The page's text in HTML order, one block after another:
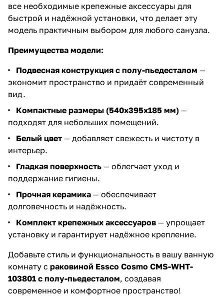
все необходимые крепежные аксессуары для
быстрой и надёжной установки, что делает эту
модель практичным выбором для любого санузла.
Преимущества модели:
Подвесная конструкция с полу-пьедесталом —
экономит пространство и придаёт современный
вид.
Компактные размеры (540x395x185 мм) —
подходят для небольших помещений.
Белый цвет — добавляет свежесть и чистоту в
интерьер.
Гладкая поверхность — облегчает уход и
поддержание гигиены.
Прочная керамика — обеспечивает
долговечность и надёжность.
Комплект крепежных аксессуаров — упрощает
установку и гарантирует надёжное крепление.
Добавьте стиль и функциональность в вашу ванную
комнату с раковиной Essco Cosmo CMS-WHT-
103801 с полу-пьедесталом, создавая
современное и комфортное пространство!